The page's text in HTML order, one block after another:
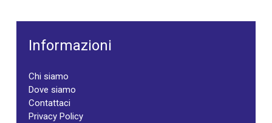
Informazioni
Chi siamo
Dove siamo
Contattaci
Privacy Policy